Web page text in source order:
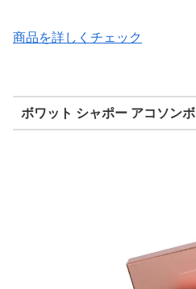
商品を詳しくチェック
ボワット シャポー アコソンボ